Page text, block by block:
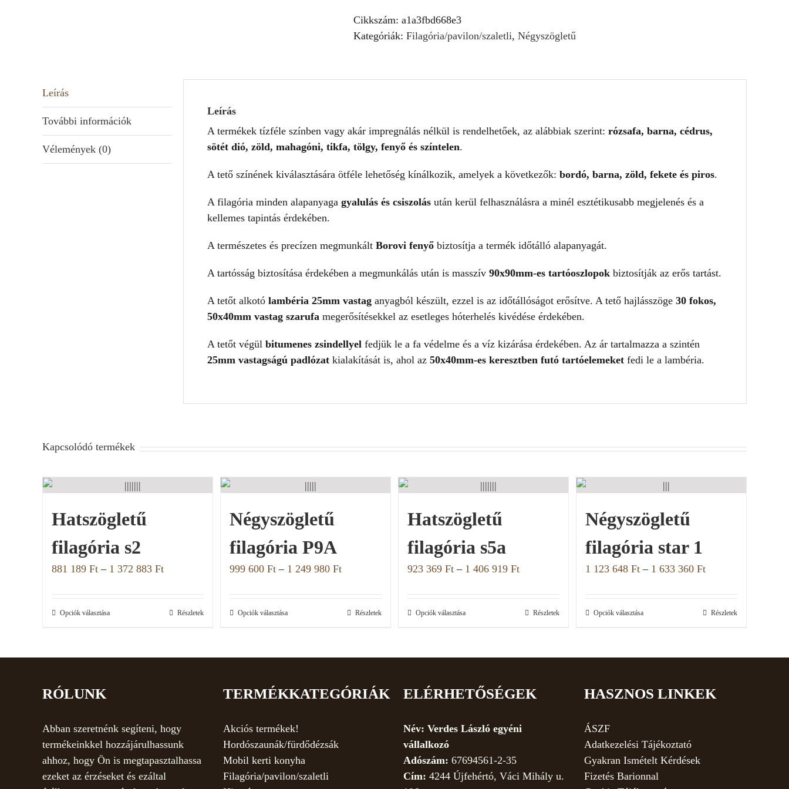
mennyiség
Cikkszám: a1a3fbd668e3
Kategóriák: Filagória/pavilon/szaletli, Négyszögletű
Leírás
További információk
Vélemények (0)
Leírás
A termékek tízféle színben vagy akár impregnálás nélkül is rendelhetőek, az alábbiak szerint: rózsafa, barna, cédrus,
sötét dió, zöld, mahagóni, tikfa, tölgy, fenyő és színtelen.
A tető színének kiválasztására ötféle lehetőség kínálkozik, amelyek a következők: bordó, barna, zöld, fekete és piros.
A filagória minden alapanyaga gyalulás és csiszolás után kerül felhasználásra a minél esztétikusabb megjelenés és a
kellemes tapintás érdekében.
A természetes és precízen megmunkált Borovi fenyő biztosítja a termék időtálló alapanyagát.
A tartósság biztosítása érdekében a megmunkálás után is masszív 90x90mm-es tartóoszlopok biztosítják az erős tartást.
A tetőt alkotó lambéria 25mm vastag anyagból készült, ezzel is az időtállóságot erősítve. A tető hajlásszöge 30 fokos,
50x40mm vastag szarufa megerősítésekkel az esetleges hóterhelés kivédése érdekében.
A tetőt végül bitumenes zsindellyel fedjük le a fa védelme és a víz kizárása érdekében. Az ár tartalmazza a szintén
25mm vastagságú padlózat kialakítását is, ahol az 50x40mm-es keresztben futó tartóelemeket fedi le a lambéria.
Kapcsolódó termékek
Hatszögletű
filagória s2
881 189 Ft – 1 372 883 Ft
Opciók választása Részletek
Négyszögletű
filagória P9A
999 600 Ft – 1 249 980 Ft
Opciók választása Részletek
Hatszögletű
filagória s5a
923 369 Ft – 1 406 919 Ft
Opciók választása Részletek
Négyszögletű
filagória star 1
1 123 648 Ft – 1 633 360 Ft
Opciók választása Részletek
RÓLUNK
Abban szeretnénk segíteni, hogy
termékeinkkel hozzájárulhassunk
ahhoz, hogy Ön is megtapasztalhassa
ezeket az érzéseket és ezáltal
TERMÉKKATEGÓRIÁK
Akciós termékek!
Hordószaunák/fürdődézsák
Mobil kerti konyha
Filagória/pavilon/szaletli
ELÉRHETŐSÉGEK
Név: Verdes László egyéni
vállalkozó
Adószám: 67694561-2-35
Cím: 4244 Újfehértó, Váci Mihály u.
HASZNOS LINKEK
ÁSZF
Adatkezelési Tájékoztató
Gyakran Ismételt Kérdések
Fizetés Barionnal